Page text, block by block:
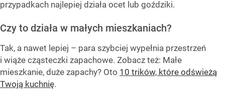
przypadkach najlepiej działa ocet lub goździki.
Czy to działa w małych mieszkaniach?
Tak, a nawet lepiej – para szybciej wypełnia przestrzeń
i wiąże cząsteczki zapachowe. Zobacz też: Małe
mieszkanie, duże zapachy? Oto 10 trików, które odświeżą
Twoją kuchnię.